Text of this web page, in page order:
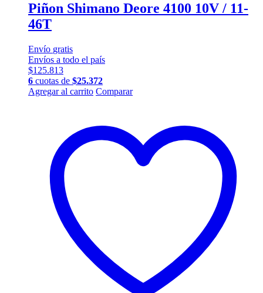
Piñon Shimano Deore 4100 10V / 11-
46T
Envío gratis
Envíos a todo el país
$125.813
6 cuotas de $25.372
Agregar al carrito Comparar